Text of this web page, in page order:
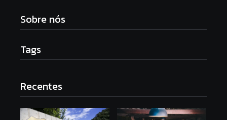
Sobre nós
Tags
Recentes